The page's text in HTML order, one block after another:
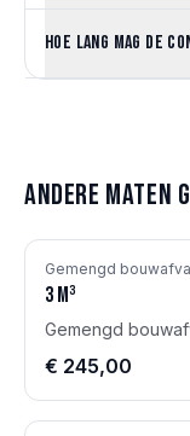
Hoe lang mag de
Andere maten
Gemengd
3 m³
Gemengd
€ 245,00